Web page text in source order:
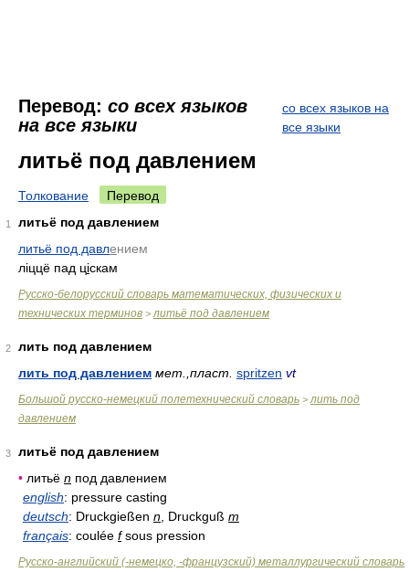
Перевод: со всех языков
на все языки
со всех языков на
все языки
литьё под давлением
Толкование Перевод
1
литьё под давлением
литьё под давлением
ліццё пад ціскам
Русско-белорусский словарь математических, физических и
технических терминов > литьё под давлением
2
лить под давлением
лить под давлением мет.,пласт. spritzen vt
Большой русско-немецкий полетехнический словарь > лить под
давлением
3
литьё под давлением
• литьё n под давлением
english: pressure casting
deutsch: Druckgießen n , Druckguß m
français: coulée fsous pression
Русско-английский (-немецко, -французский) металлургический словарь